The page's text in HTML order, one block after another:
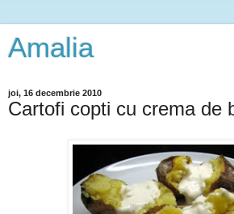
Amalia
joi, 16 decembrie 2010
Cartofi copti cu crema de